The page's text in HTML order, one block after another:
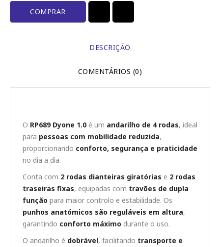
COMPRAR
DESCRIÇÃO
COMENTÁRIOS (0)
O RP689 Dyone 1.0 é um andarilho de 4 rodas, ideal
para pessoas com mobilidade reduzida,
proporcionando conforto, segurança e praticidade
no dia a dia.
Conta com 2 rodas dianteiras giratórias e 2 rodas
traseiras fixas, equipadas com travões de dupla
função para maior controlo e estabilidade. Os
punhos anatómicos são reguláveis em altura,
garantindo conforto máximo durante o uso.
O andarilho é dobrável, facilitando transporte e